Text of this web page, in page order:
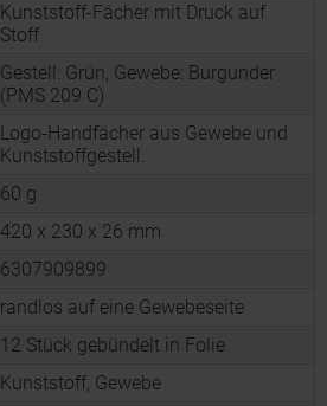
Kunststoff-Fächer mit Druck auf
Stoff
Gestell: Grün, Gewebe: Burgunder
(PMS 209 C)
Logo-Handfächer aus Gewebe und
Kunststoffgestell.
60 g
420 x 230 x 26 mm
6307909899
randlos auf eine Gewebeseite
12 Stück gebündelt in Folie
Kunststoff, Gewebe